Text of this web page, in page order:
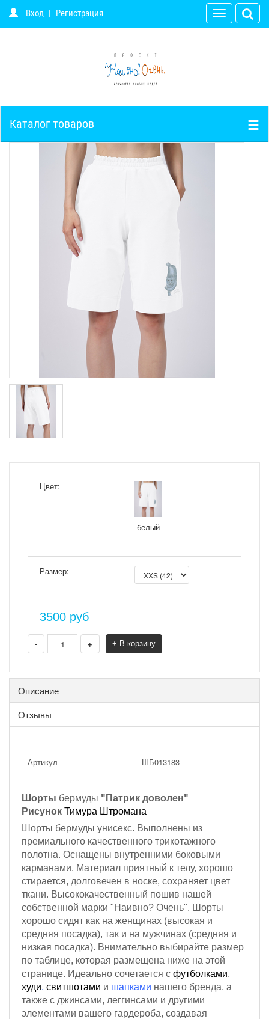
Вход | Регистрация
Toggle
navigation
Каталог товаров
Цвет:
белый
Размер:
3500 руб
- + + В корзину
Описание
Отзывы
Артикул ШБ013183
Шорты бермуды "Патрик доволен"
Рисунок Тимура Штромана
Шорты бермуды унисекс. Выполнены из
премиального качественного трикотажного
полотна. Оснащены внутренними боковыми
карманами. Материал приятный к телу, хорошо
стирается, долговечен в носке, сохраняет цвет
ткани. Высококачественный пошив нашей
собственной марки "Наивно? Очень". Шорты
хорошо сидят как на женщинах (высокая и
средняя посадка), так и на мужчинах (средняя и
низкая посадка). Внимательно выбирайте размер
по таблице, которая размещена ниже на этой
странице. Идеально сочетается с футболками,
худи, свитшотами и шапками нашего бренда, а
также с джинсами, леггинсами и другими
элементами вашего гардероба, создавая